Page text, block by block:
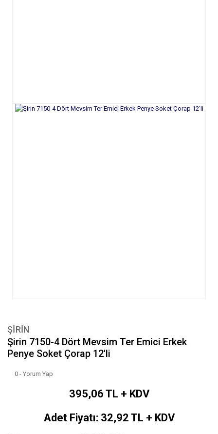
ŞİRİN
Şirin 7150-4 Dört Mevsim Ter Emici Erkek
Penye Soket Çorap 12'li
0 - Yorum Yap
395,06 TL + KDV
Adet Fiyatı: 32,92 TL + KDV